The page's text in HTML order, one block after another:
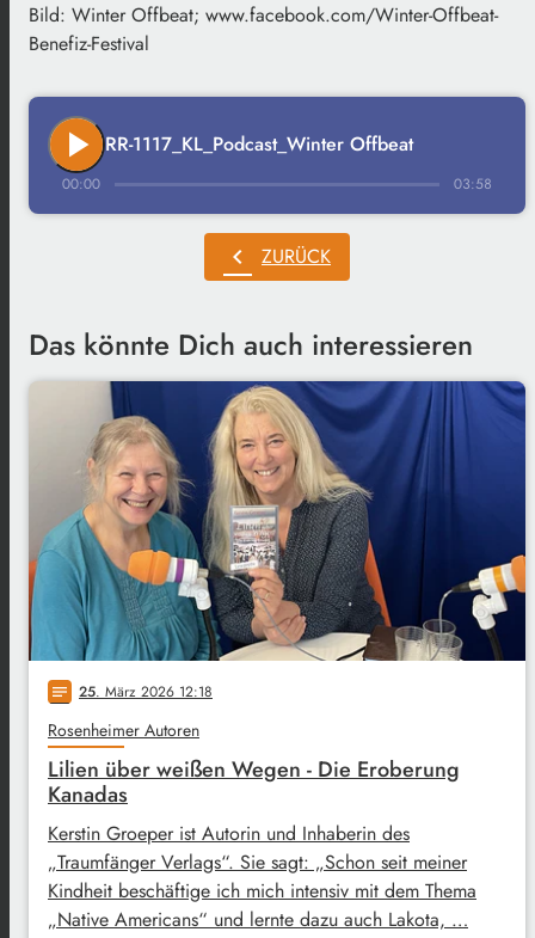
Bild: Winter Offbeat; www.facebook.com/Winter-Offbeat-
Benefiz-Festival
play_arrow RR-1117_KL_Podcast_Winter Offbeat
00:00 03:58
chevron_left ZURÜCK
Das könnte Dich auch interessieren
notes 25. März 2026 12:18
Rosenheimer Autoren
Lilien über weißen Wegen - Die Eroberung
Kanadas
Kerstin Groeper ist Autorin und Inhaberin des
„Traumfänger Verlags“. Sie sagt: „Schon seit meiner
Kindheit beschäftige ich mich intensiv mit dem Thema
„Native Americans“ und lernte dazu auch Lakota, …